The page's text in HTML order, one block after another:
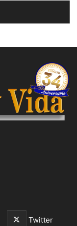
Twitter